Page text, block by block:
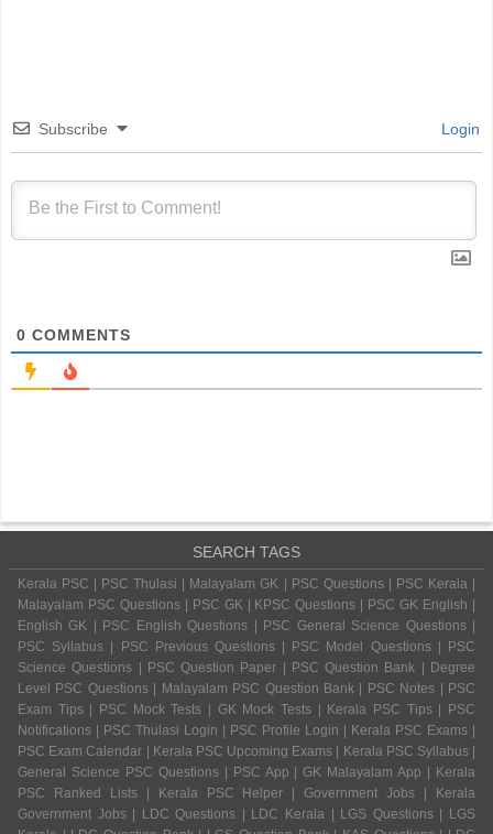
Subscribe Login
0 COMMENTS
SEARCH TAGS
Kerala PSC | PSC Thulasi | Malayalam GK | PSC Questions | PSC Kerala |
Malayalam PSC Questions | PSC GK | KPSC Questions | PSC GK English |
English GK | PSC English Questions | PSC General Science Questions |
PSC Syllabus | PSC Previous Questions | PSC Model Questions | PSC
Science Questions | PSC Question Paper | PSC Question Bank | Degree
Level PSC Questions | Malayalam PSC Question Bank | PSC Notes | PSC
Exam Tips | PSC Mock Tests | GK Mock Tests | Kerala PSC Tips | PSC
Notifications | PSC Thulasi Login | PSC Profile Login | Kerala PSC Exams |
PSC Exam Calendar | Kerala PSC Upcoming Exams | Kerala PSC Syllabus |
General Science PSC Questions | PSC App | GK Malayalam App | Kerala
PSC Ranked Lists | Kerala PSC Helper | Government Jobs | Kerala
Government Jobs | LDC Questions | LDC Kerala | LGS Questions | LGS